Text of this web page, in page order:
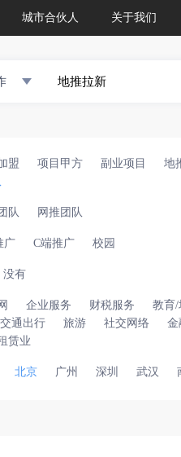
城市合伙人 关于我们
盟 项目甲方 副业项目
地
队 网推团队
广 C端推广 校园
没有
企业服务 财税服务
教育/
交通出行 旅游 社交网络
金
赁业
北京 广州 深圳 武汉